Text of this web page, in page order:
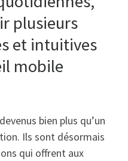
plusieurs
et intuitives
mobile
bien plus qu’un
Ils sont désormais
qui offrent aux